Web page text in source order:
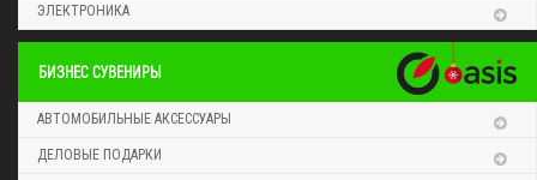
ЭЛЕКТРОНИКА
БИЗНЕС СУВЕНИРЫ
АВТОМОБИЛЬНЫЕ АКСЕССУАРЫ
ДЕЛОВЫЕ ПОДАРКИ